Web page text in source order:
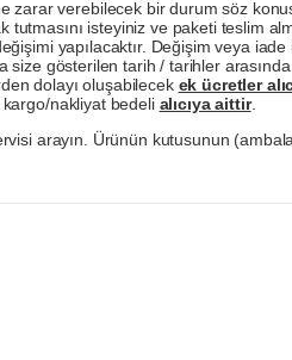
verebilecek bir durum söz
isteyiniz ve paketi teslim
yapılacaktır. Değişim veya
size gösterilen tarih / tarihler
dolayı oluşabilecek ek ücretler
kargo/nakliyat bedeli alıcıya aittir.
arayın. Ürünün kutusunun